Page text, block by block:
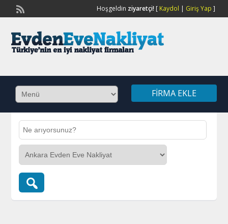
Hoşgeldin ziyaretçi![ Kaydol | Giriş Yap ]
FIRMA EKLE